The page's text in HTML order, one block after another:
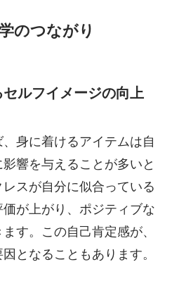
のつながり
ルフイメージの向上
身に着けるアイテムは自
響を与えることが多いと
スが自分に似合っている
が上がり、ポジティブな
す。この自己肯定感が、
となることもあります。